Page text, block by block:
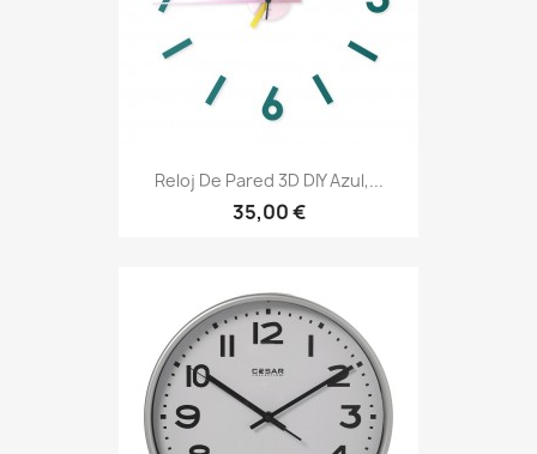
Reloj De Pared 3D DIY Azul,...
35,00 €